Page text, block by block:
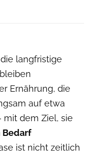
langfristige
Ernährung, die
auf etwa
mit dem Ziel, sie
Bedarf
ist nicht zeitlich